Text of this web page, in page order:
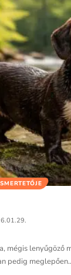
mégis lenyűgöző
pedig